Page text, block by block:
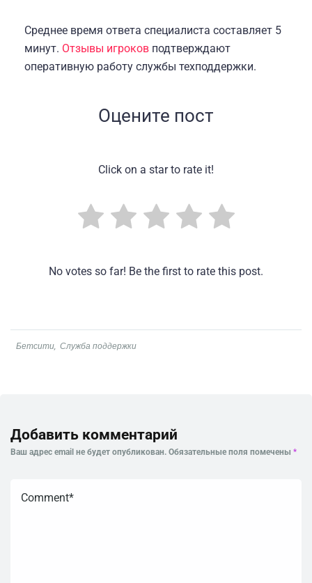
Среднее время ответа специалиста составляет 5
минут. Отзывы игроков подтверждают
оперативную работу службы техподдержки.
Оцените пост
Click on a star to rate it!
No votes so far! Be the first to rate this post.
Бетсити Служба поддержки
Добавить комментарий
Ваш адрес email не будет опубликован. Обязательные поля помечены *